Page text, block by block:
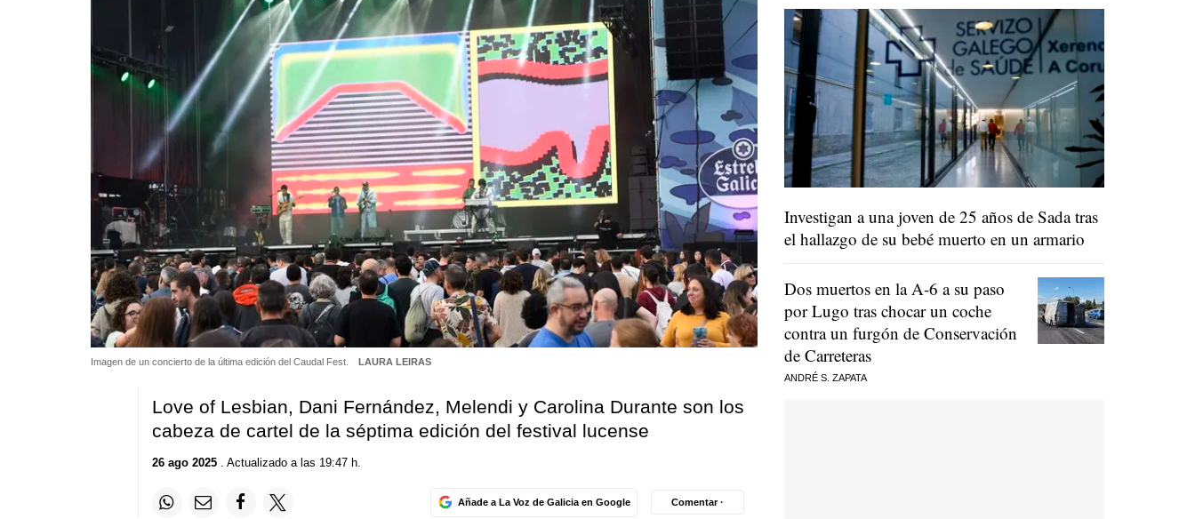
Imagen de un concierto de la última edición del Caudal Fest. LAURA LEIRAS
Love of Lesbian, Dani Fernández, Melendi y Carolina Durante son los
cabeza de cartel de la séptima edición del festival lucense
26 ago 2025. Actualizado a las 19:47 h.
Añade a La Voz de Galicia en Google Comentar ·
Investigan a una joven de 25 años de Sada tras
el hallazgo de su bebé muerto en un armario
Dos muertos en la A-6 a su paso
por Lugo tras chocar un coche
contra un furgón de Conservación
de Carreteras
ANDRÉ S. ZAPATA